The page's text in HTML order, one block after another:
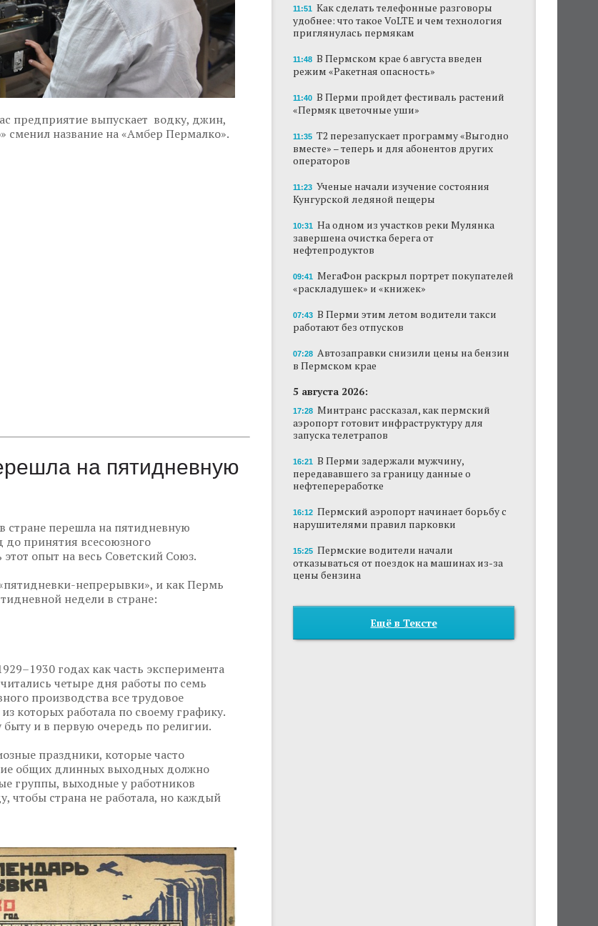
предприятие выпускает водку, джин,
сменил название на «Амбер Пермалко».
на пятидневную
стране перешла на пятидневную
до принятия всесоюзного
опыт на весь Советский Союз.
непрерывки», и как Пермь
недели в стране:
годах как часть эксперимента
четыре дня работы по семь
производства все трудовое
которых работала по своему графику.
и в первую очередь по религии.
праздники, которые часто
общих длинных выходных должно
группы, выходные у работников
чтобы страна не работала, но каждый
нефтепродуктов
В Перми этим летом водители такси
11:51 Как сделать телефонные разговоры
удобнее: что такое VoLTE и чем технология
приглянулась пермякам
11:48 В Пермском крае 6 августа введен
режим «Ракетная опасность»
11:40 В Перми пройдет фестиваль растений
«Пермяк цветочные уши»
11:35 Т2 перезапускает программу «Выгодно
вместе» – теперь и для абонентов других
операторов
11:23 Ученые начали изучение состояния
Кунгурской ледяной пещеры
10:31 На одном из участков реки Мулянка
завершена очистка берега от
нефтепродуктов
09:41 МегаФон раскрыл портрет покупателей
«раскладушек» и «книжек»
07:43 В Перми этим летом водители такси
работают без отпусков
07:28 Автозаправки снизили цены на бензин
в Пермском крае
5 августа 2026:
17:28 Минтранс рассказал, как пермский
аэропорт готовит инфраструктуру для
запуска телетрапов
16:21 В Перми задержали мужчину,
передававшего за границу данные о
нефтепереработке
16:12 Пермский аэропорт начинает борьбу с
нарушителями правил парковки
15:25 Пермские водители начали
отказываться от поездок на машинах из-за
цены бензина
Ещё в Тексте